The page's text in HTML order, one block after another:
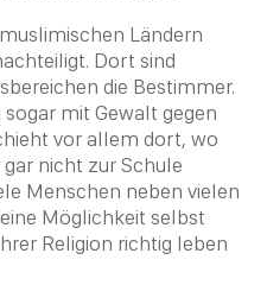
Ländern
Dort sind
die Bestimmer.
mit Gewalt gegen
vor allem dort, wo
nicht zur Schule
Menschen neben vielen
Möglichkeit selbst
Religion richtig leben